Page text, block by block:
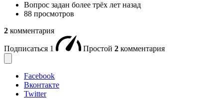
Вопрос задан более трёх лет назад
88 просмотров
2 комментария
Подписаться 1 Простой 2 комментария
Facebook
Вконтакте
Twitter